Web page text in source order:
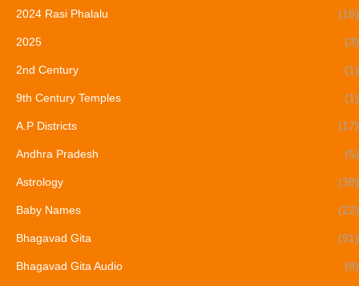
2024 Rasi Phalalu (16)
2025 (3)
2nd Century (1)
9th Century Temples (1)
A.P Districts (17)
Andhra Pradesh (5)
Astrology (38)
Baby Names (22)
Bhagavad Gita (91)
Bhagavad Gita Audio (8)